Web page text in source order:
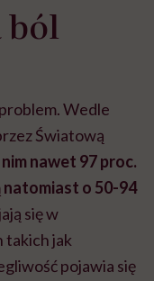
ból
Wedle
Światową
nawet 97 proc.
o 50-94
się w
takich jak
pojawia się